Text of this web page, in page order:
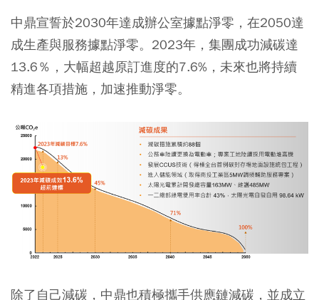
中鼎宣誓於2030年達成辦公室據點淨零，在2050達
成生產與服務據點淨零。2023年，集團成功減碳達
13.6％，大幅超越原訂進度的7.6%，未來也將持續
精進各項措施，加速推動淨零。
除了自己減碳，中鼎也積極攜手供應鏈減碳，並成立